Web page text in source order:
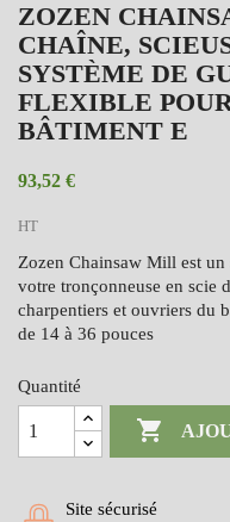
ZOZEN
CHAÎNE,
SYSTÈME DE
FLEXIBLE
BÂTIMENT E
93,52 €
HT
Zozen Chainsaw Mill est
votre tronçonneuse en scie
charpentiers et ouvriers du
de 14 à 36 pouces
Quantité

Site sécurisé